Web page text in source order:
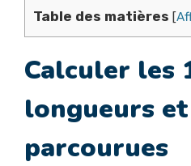
Table des matières [
Calculer les
longueurs
parcourues